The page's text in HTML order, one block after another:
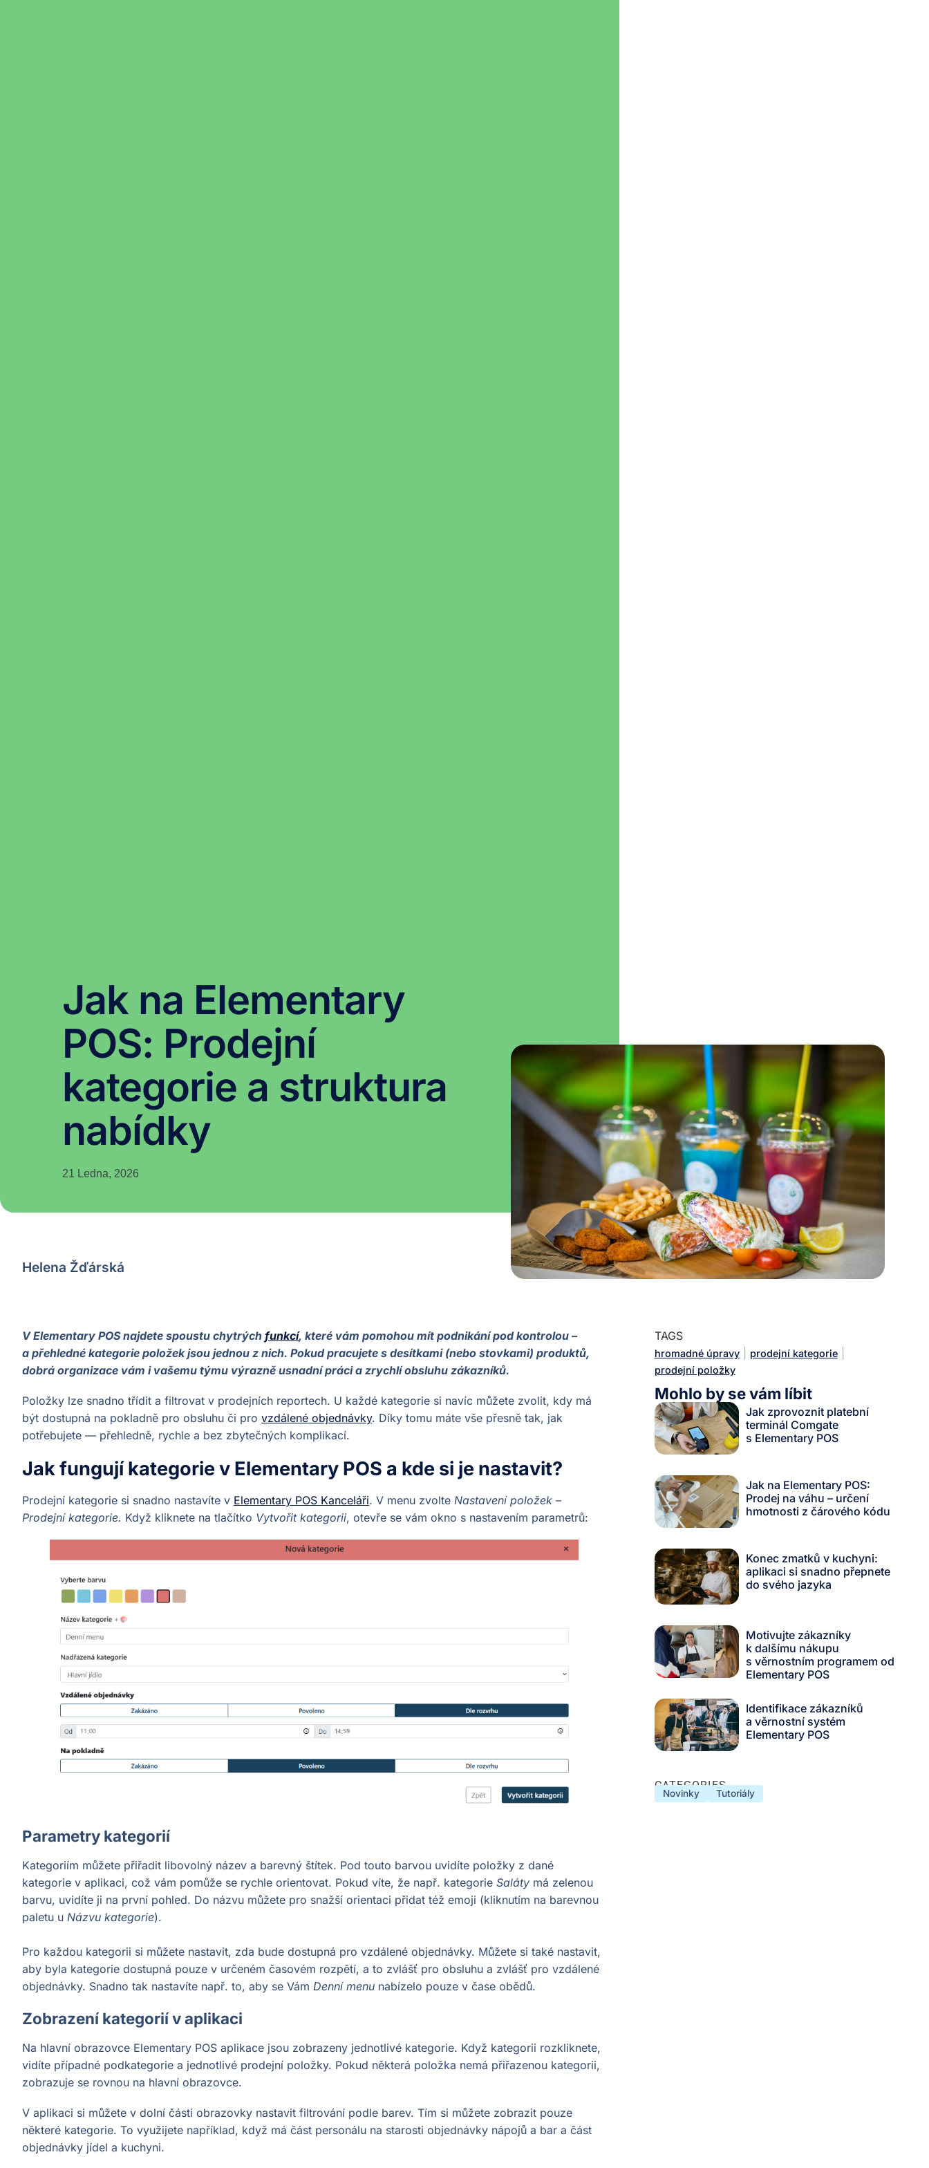
Jak na Elementary
POS: Prodejní
kategorie a struktura
nabídky
21 Ledna, 2026
Helena Žďárská
V Elementary POS najdete spoustu chytrých funkcí, které vám pomohou mít podnikání pod kontrolou –
a přehledné kategorie položek jsou jednou z nich. Pokud pracujete s desítkami (nebo stovkami) produktů,
dobrá organizace vám i vašemu týmu výrazně usnadní práci a zrychlí obsluhu zákazníků.
Položky lze snadno třídit a filtrovat v prodejních reportech. U každé kategorie si navíc můžete zvolit, kdy má
být dostupná na pokladně pro obsluhu či pro vzdálené objednávky. Díky tomu máte vše přesně tak, jak
potřebujete — přehledně, rychle a bez zbytečných komplikací.
Jak fungují kategorie v Elementary POS a kde si je nastavit?
Prodejní kategorie si snadno nastavíte v Elementary POS Kanceláři. V menu zvolte Nastavení položek –
Prodejní kategorie. Když kliknete na tlačítko Vytvořit kategorii, otevře se vám okno s nastavením parametrů:
Parametry kategorií
Kategoriím můžete přiřadit libovolný název a barevný štítek. Pod touto barvou uvidíte položky z dané
kategorie v aplikaci, což vám pomůže se rychle orientovat. Pokud víte, že např. kategorie Saláty má zelenou
barvu, uvidíte ji na první pohled. Do názvu můžete pro snažší orientaci přidat též emoji (kliknutím na barevnou
paletu u Názvu kategorie).
Pro každou kategorii si můžete nastavit, zda bude dostupná pro vzdálené objednávky. Můžete si také nastavit,
aby byla kategorie dostupná pouze v určeném časovém rozpětí, a to zvlášť pro obsluhu a zvlášť pro vzdálené
objednávky. Snadno tak nastavíte např. to, aby se Vám Denní menu nabízelo pouze v čase obědů.
Zobrazení kategorií v aplikaci
Na hlavní obrazovce Elementary POS aplikace jsou zobrazeny jednotlivé kategorie. Když kategorii rozkliknete,
vidíte případné podkategorie a jednotlivé prodejní položky. Pokud některá položka nemá přiřazenou kategorii,
zobrazuje se rovnou na hlavní obrazovce.
V aplikaci si můžete v dolní části obrazovky nastavit filtrování podle barev. Tím si můžete zobrazit pouze
některé kategorie. To využijete například, když má část personálu na starosti objednávky nápojů a bar a část
objednávky jídel a kuchyni.
TAGS
hromadné úpravy| prodejní kategorie|
prodejní položky
Mohlo by se vám líbit
Jak zprovoznit platební
terminál Comgate
s Elementary POS
Jak na Elementary POS:
Prodej na váhu – určení
hmotnosti z čárového kódu
Konec zmatků v kuchyni:
aplikaci si snadno přepnete
do svého jazyka
Motivujte zákazníky
k dalšímu nákupu
s věrnostním programem od
Elementary POS
Identifikace zákazníků
a věrnostní systém
Elementary POS
CATEGORIES
Novinky Tutoriály